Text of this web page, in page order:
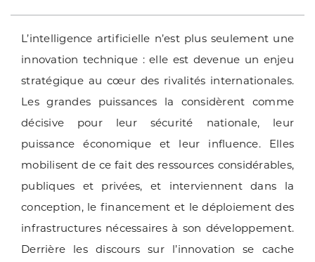
L’intelligence artificielle n’est plus seulement une
innovation technique : elle est devenue un enjeu
stratégique au cœur des rivalités internationales.
Les grandes puissances la considèrent comme
décisive pour leur sécurité nationale, leur
puissance économique et leur influence. Elles
mobilisent de ce fait des ressources considérables,
publiques et privées, et interviennent dans la
conception, le financement et le déploiement des
infrastructures nécessaires à son développement.
Derrière les discours sur l’innovation se cache